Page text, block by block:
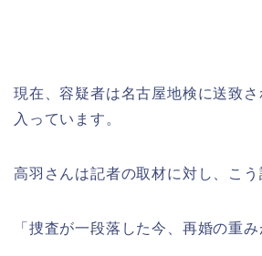
現在、容疑者は名古屋地検に送致
入っています。
高羽さんは記者の取材に対し、こう
「捜査が一段落した今、再婚の重み